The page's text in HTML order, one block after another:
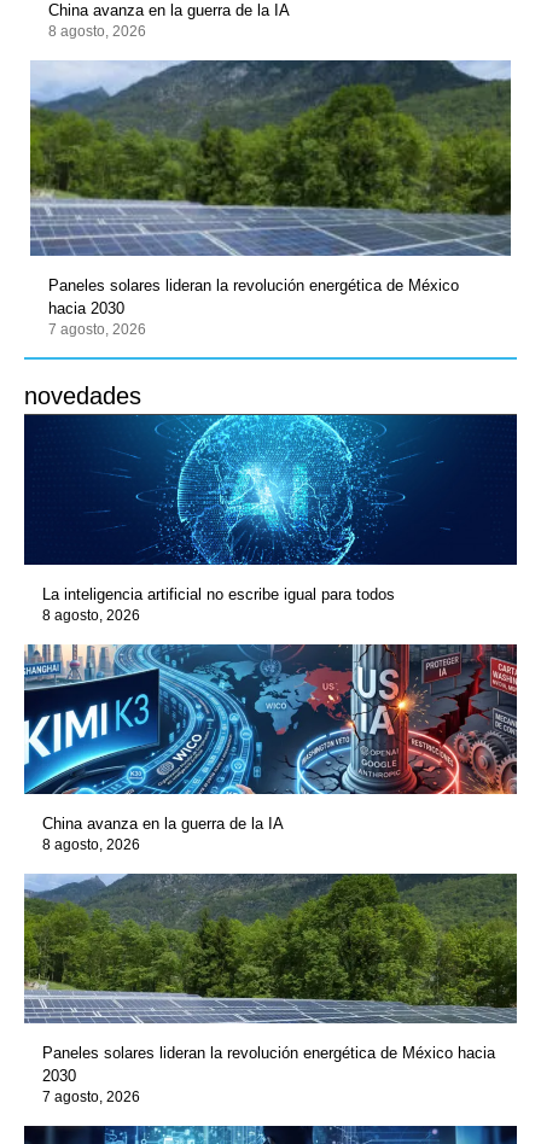
China avanza en la guerra de la IA
8 agosto, 2026
Paneles solares lideran la revolución energética de México
hacia 2030
7 agosto, 2026
novedades
La inteligencia artificial no escribe igual para todos
8 agosto, 2026
China avanza en la guerra de la IA
8 agosto, 2026
Paneles solares lideran la revolución energética de México hacia
2030
7 agosto, 2026